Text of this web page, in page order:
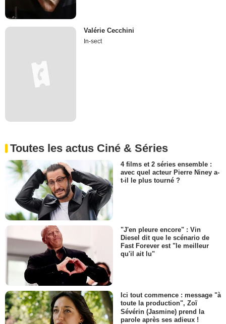
Valérie Cecchini
In-sect
Toutes les actus Ciné & Séries
4 films et 2 séries ensemble :
avec quel acteur Pierre Niney a-
t-il le plus tourné ?
"J'en pleure encore" : Vin
Diesel dit que le scénario de
Fast Forever est "le meilleur
qu'il ait lu"
Ici tout commence : message "à
toute la production", Zoï
Sévérin (Jasmine) prend la
parole après ses adieux !